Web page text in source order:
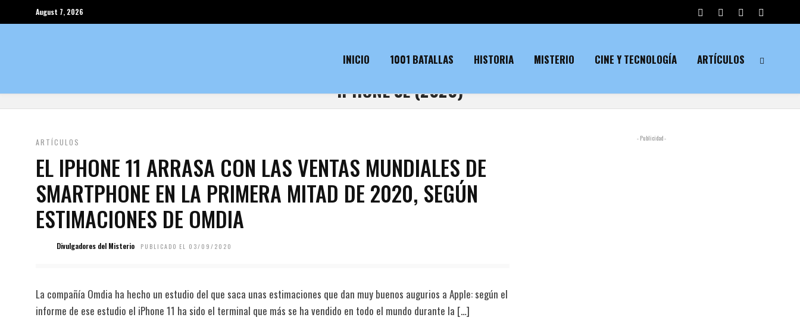
August 7, 2026
INICIO 1001 BATALLAS HISTORIA MISTERIO CINE Y TECNOLOGÍA ARTÍCULOS
IPHONE SE (2020)
ARTÍCULOS
EL IPHONE 11 ARRASA CON LAS VENTAS MUNDIALES DE
SMARTPHONE EN LA PRIMERA MITAD DE 2020, SEGÚN
ESTIMACIONES DE OMDIA
Divulgadores del Misterio PUBLICADO EL 03/09/2020
La compañía Omdia ha hecho un estudio del que saca unas estimaciones que dan muy buenos augurios a Apple: según el
informe de ese estudio el iPhone 11 ha sido el terminal que más se ha vendido en todo el mundo durante la […]
- Publicidad -